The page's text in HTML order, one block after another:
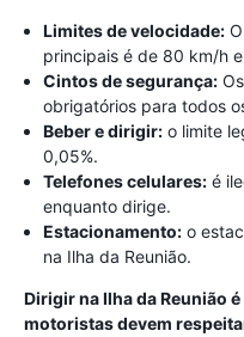
Limites de velocidade:
principais é de 80 km/h
Cintos de segurança:
obrigatórios para todos
Beber e dirigir: o limite
0,05%.
Telefones celulares: é
enquanto dirige.
Estacionamento: o
na Ilha da Reunião.
Dirigir na Ilha da Reunião
motoristas devem